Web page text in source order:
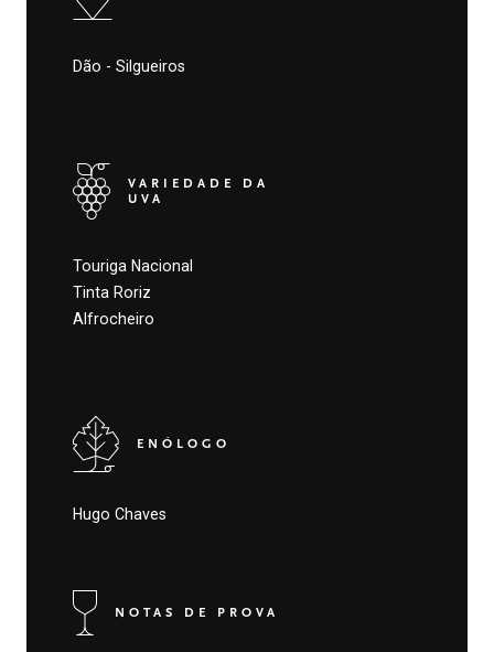
Dão - Silgueiros
VARIEDADE DA
UVA
Touriga Nacional
Tinta Roriz
Alfrocheiro
ENÓLOGO
Hugo Chaves
NOTAS DE PROVA